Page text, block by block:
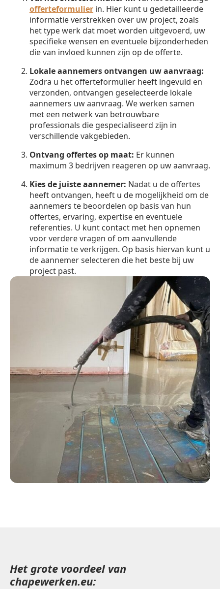
offerteformulier in. Hier kunt u gedetailleerde
informatie verstrekken over uw project, zoals
het type werk dat moet worden uitgevoerd, uw
specifieke wensen en eventuele bijzonderheden
die van invloed kunnen zijn op de offerte.
Lokale aannemers ontvangen uw aanvraag:
Zodra u het offerteformulier heeft ingevuld en
verzonden, ontvangen geselecteerde lokale
aannemers uw aanvraag. We werken samen
met een netwerk van betrouwbare
professionals die gespecialiseerd zijn in
verschillende vakgebieden.
Ontvang offertes op maat: Er kunnen
maximum 3 bedrijven reageren op uw aanvraag.
Kies de juiste aannemer: Nadat u de offertes
heeft ontvangen, heeft u de mogelijkheid om de
aannemers te beoordelen op basis van hun
offertes, ervaring, expertise en eventuele
referenties. U kunt contact met hen opnemen
voor verdere vragen of om aanvullende
informatie te verkrijgen. Op basis hiervan kunt u
de aannemer selecteren die het beste bij uw
project past.
Het grote voordeel van
chapewerken.eu: